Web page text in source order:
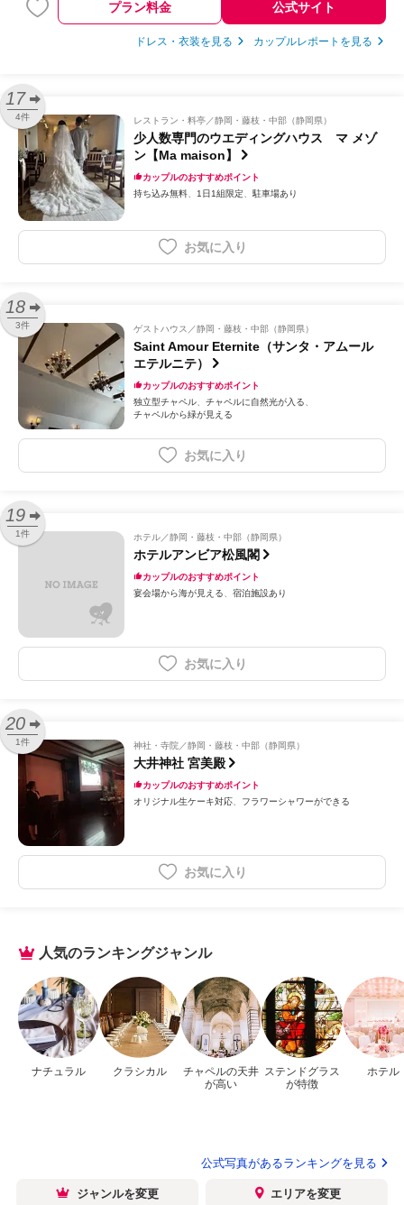
プラン料金 公式サイト
ドレス・衣装を見る カップルレポートを見る
17
4件 レストラン・料亭 静岡・藤枝・中部（静岡県）
少人数専門のウエディングハウス マ メゾ
ン【Ma maison】
カップルのおすすめポイント
持ち込み無料
1日1組限定 駐車場あり
お気に入り
18
3件 ゲストハウス 静岡・藤枝・中部（静岡県）
Saint Amour Eternite（サンタ・アムール
エテルニテ）
カップルのおすすめポイント
独立型チャペル
チャペルに自然光が入る
チャペルから緑が見える
お気に入り
19
1件 ホテル 静岡・藤枝・中部（静岡県）
ホテルアンビア松風閣
カップルのおすすめポイント
宴会場から海が見える
宿泊施設あり
お気に入り
20
1件 神社・寺院 静岡・藤枝・中部（静岡県）
大井神社 宮美殿
カップルのおすすめポイント
オリジナル生ケーキ対応
フラワーシャワーができる
お気に入り
人気のランキングジャンル
ナチュラル クラシカル
チャペルの天井
が高い
ステンドグラス
が特徴
ホテル
公式写真があるランキングを見る
ジャンルを変更 エリアを変更